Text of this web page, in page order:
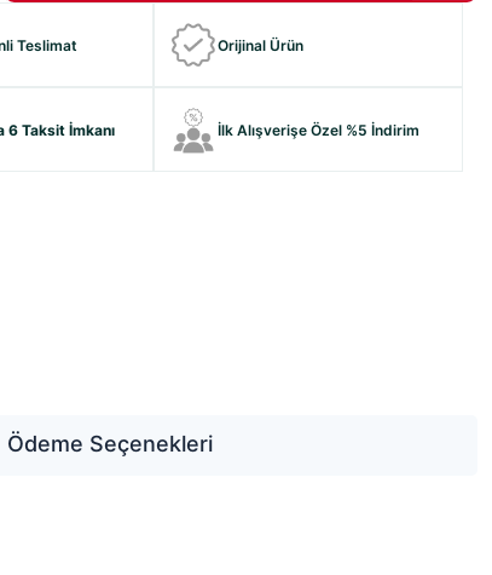
Teslimat Orijinal Ürün
6 Taksit İmkanı İlk Alışverişe Özel %5 İndirim
Ödeme Seçenekleri